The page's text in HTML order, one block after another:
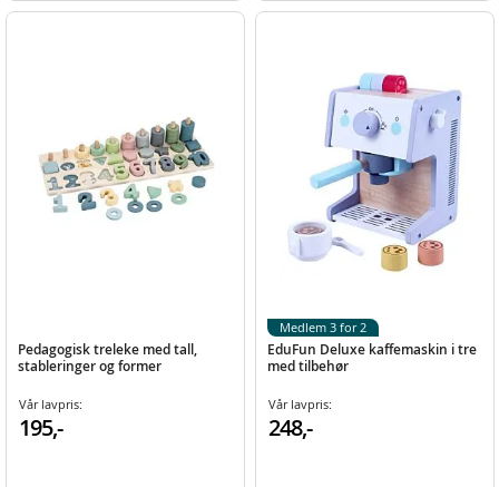
Pedagogisk treleke med tall,
stableringer og former
Vår lavpris:
195,-
EduFun Deluxe kaffemaskin i tre
med tilbehør
Vår lavpris:
248,-
Medlem 3 for 2